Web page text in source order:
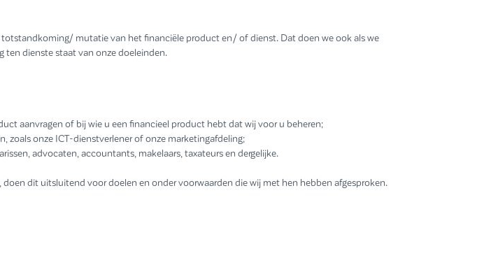
mutatie van het financiële product en/ of dienst. Dat doen we ook als we
ten dienste staat van onze doeleinden.
aanvragen of bij wie u een financieel product hebt dat wij voor u beheren;
zoals onze ICT-dienstverlener of onze marketingafdeling;
advocaten, accountants, makelaars, taxateurs en dergelijke.
dit uitsluitend voor doelen en onder voorwaarden die wij met hen hebben afgesproken.